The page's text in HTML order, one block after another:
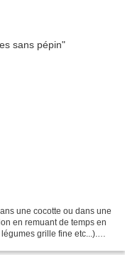
une cocotte ou dans une
en remuant de temps en
grille fine etc...).